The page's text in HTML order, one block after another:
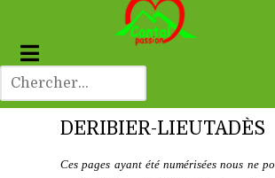
DERIBIER-LIEUTADÈS
Ces pages ayant été numérisées nous ne